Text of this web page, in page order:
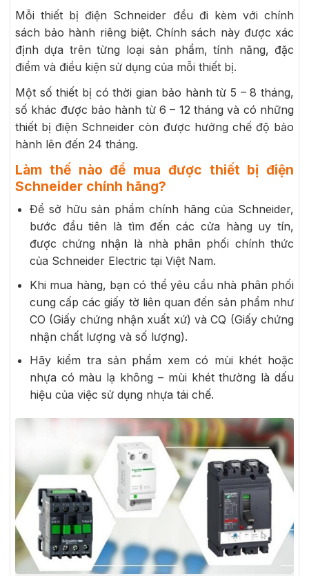
Mỗi thiết bị điện Schneider đều đi kèm với chính
sách bảo hành riêng biệt. Chính sách này được xác
định dựa trên từng loại sản phẩm, tính năng, đặc
điểm và điều kiện sử dụng của mỗi thiết bị.
Một số thiết bị có thời gian bảo hành từ 5 – 8 tháng,
số khác được bảo hành từ 6 – 12 tháng và có những
thiết bị điện Schneider còn được hưởng chế độ bảo
hành lên đến 24 tháng.
Làm thế nào để mua được thiết bị điện
Schneider chính hãng?
Để sở hữu sản phẩm chính hãng của Schneider,
bước đầu tiên là tìm đến các cửa hàng uy tín,
được chứng nhận là nhà phân phối chính thức
của Schneider Electric tại Việt Nam.
Khi mua hàng, bạn có thể yêu cầu nhà phân phối
cung cấp các giấy tờ liên quan đến sản phẩm như
CO (Giấy chứng nhận xuất xứ) và CQ (Giấy chứng
nhận chất lượng và số lượng).
Hãy kiểm tra sản phẩm xem có mùi khét hoặc
nhựa có màu lạ không – mùi khét thường là dấu
hiệu của việc sử dụng nhựa tái chế.